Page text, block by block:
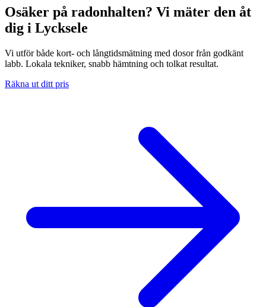
Osäker på radonhalten? Vi mäter den åt
dig i Lycksele
Vi utför både kort- och långtidsmätning med dosor från godkänt
labb. Lokala tekniker, snabb hämtning och tolkat resultat.
Räkna ut ditt pris